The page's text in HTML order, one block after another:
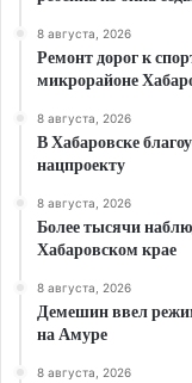
8 августа, 2026
Ремонт дорог к
микрорайоне
8 августа, 2026
В Хабаровске
нацпроекту
8 августа, 2026
Более тысячи
Хабаровском крае
8 августа, 2026
Демешин ввел
на Амуре
8 августа, 2026